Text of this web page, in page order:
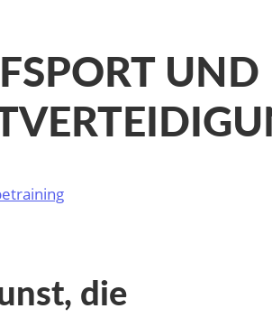
UND
die